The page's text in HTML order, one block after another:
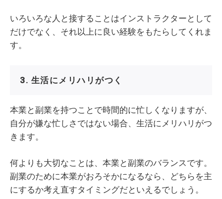
いろいろな人と接することはインストラクターとして
だけでなく、それ以上に良い経験をもたらしてくれま
す。
3. 生活にメリハリがつく
本業と副業を持つことで時間的に忙しくなりますが、
自分が嫌な忙しさではない場合、生活にメリハリがつ
きます。
何よりも大切なことは、本業と副業のバランスです。
副業のために本業がおろそかになるなら、どちらを主
にするか考え直すタイミングだといえるでしょう。